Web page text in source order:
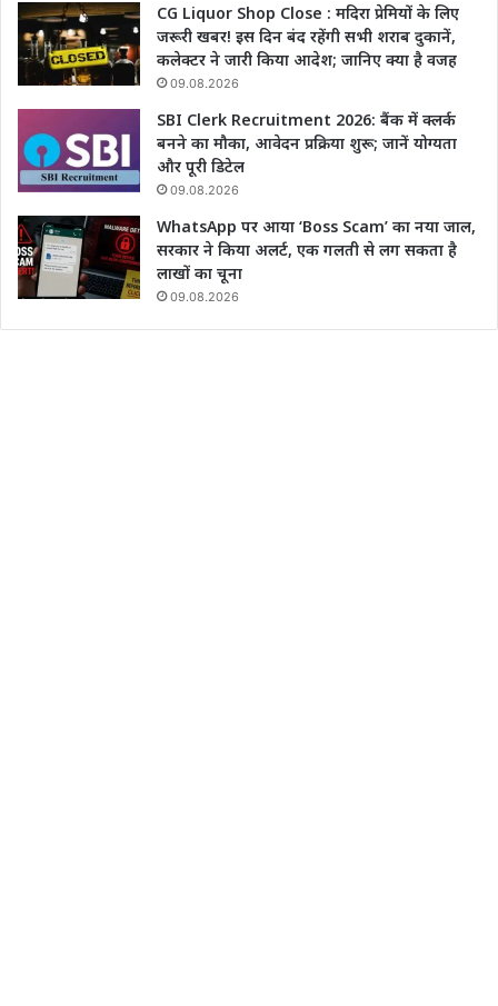
CG Liquor Shop Close : मदिरा प्रेमियों के लिए
जरूरी खबर! इस दिन बंद रहेंगी सभी शराब दुकानें,
कलेक्टर ने जारी किया आदेश; जानिए क्या है वजह
09.08.2026
SBI Clerk Recruitment 2026: बैंक में क्लर्क
बनने का मौका, आवेदन प्रक्रिया शुरू; जानें योग्यता
और पूरी डिटेल
09.08.2026
WhatsApp पर आया ‘Boss Scam’ का नया जाल,
सरकार ने किया अलर्ट, एक गलती से लग सकता है
लाखों का चूना
09.08.2026